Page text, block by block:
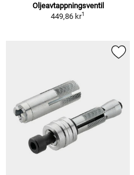
Oljeavtappningsventil
449,86 kr1